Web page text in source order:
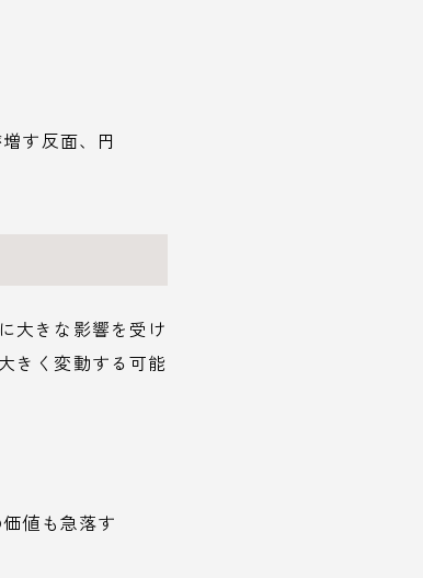
す反面、円
大きな影響を受け
きく変動する可能
値も急落す